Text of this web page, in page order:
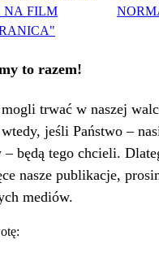
NA FILM
to razem!
trwać w naszej
wtedy, jeśli Państwo –
– będą tego chcieli.
nasze publikacje,
mediów.